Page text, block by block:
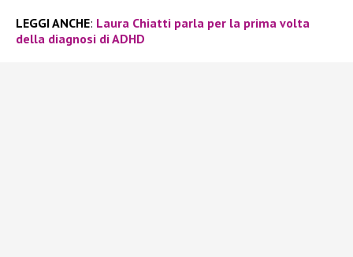
LEGGI ANCHE: Laura Chiatti parla per la prima volta
della diagnosi di ADHD